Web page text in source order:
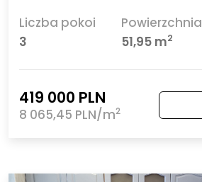
Liczba pokoi
3
Powierzchnia
51,95 m2
419 000 PLN
8 065,45 PLN/m2